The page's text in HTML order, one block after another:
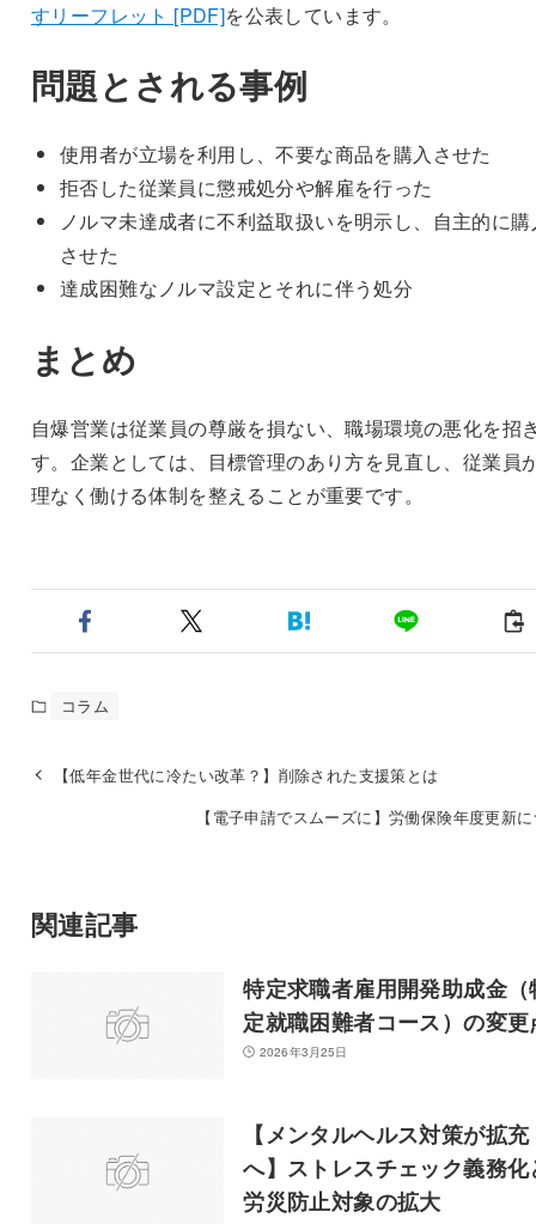
すリーフレット [PDF]を公表しています。
問題とされる事例
使用者が立場を利用し、不要な商品を購入させた
拒否した従業員に懲戒処分や解雇を行った
ノルマ未達成者に不利益取扱いを明示し、自主的に購
させた
達成困難なノルマ設定とそれに伴う処分
まとめ
自爆営業は従業員の尊厳を損ない、職場環境の悪化を招
す。企業としては、目標管理のあり方を見直し、従業員
理なく働ける体制を整えることが重要です。
コラム
【低年金世代に冷たい改革？】削除された支援策とは
【電子申請でスムーズに】労働保険年度更新
関連記事
特定求職者雇用開発助成金（
定就職困難者コース）の変更
2026年3月25日
【メンタルヘルス対策が拡充
へ】ストレスチェック義務化
労災防止対象の拡大